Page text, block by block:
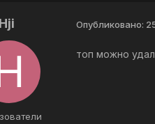
Hji Опубликовано:
топ можно